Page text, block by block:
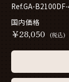
Ref.GA-
国内価格
￥28,050 (税込)